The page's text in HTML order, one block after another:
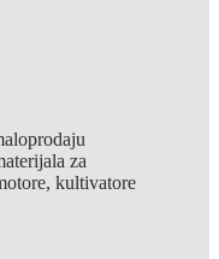
za
kultivatore